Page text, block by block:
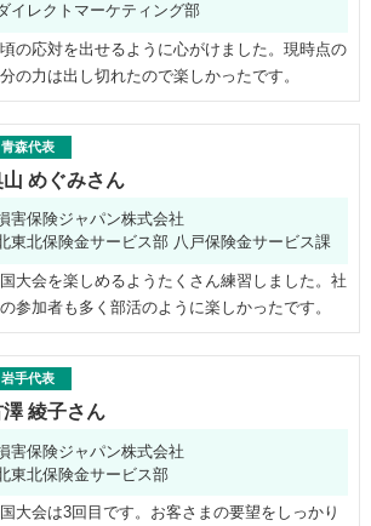
イレクトマーケティング部
頃の応対を出せるように心がけました。現時点の
の力は出し切れたので楽しかったです。
青森代表
山 めぐみさん
害保険ジャパン株式会社
東北保険金サービス部 八戸保険金サービス課
大会を楽しめるようたくさん練習しました。社
参加者も多く部活のように楽しかったです。
岩手代表
澤 綾子さん
害保険ジャパン株式会社
東北保険金サービス部
大会は3回目です。お客さまの要望をしっかり